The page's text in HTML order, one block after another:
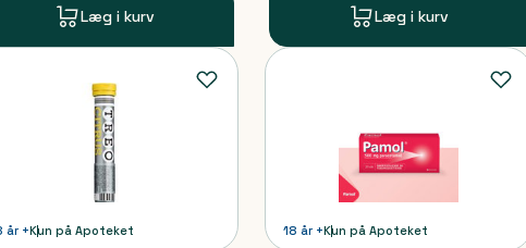
Læg i kurv Læg i kurv
år +Kun på Apoteket 18 år +Kun på Apoteket